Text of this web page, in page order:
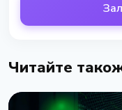
Читайте